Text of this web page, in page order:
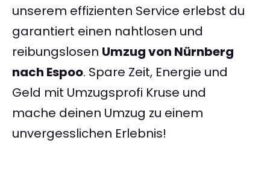
unserem effizienten Service erlebst du
garantiert einen nahtlosen und
reibungslosen Umzug von Nürnberg
nach Espoo. Spare Zeit, Energie und
Geld mit Umzugsprofi Kruse und
mache deinen Umzug zu einem
unvergesslichen Erlebnis!